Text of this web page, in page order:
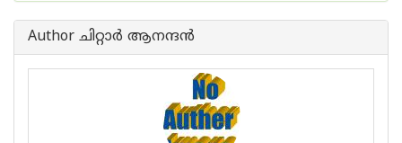
Author ചിറ്റാര്‍ ആനന്ദന്‍